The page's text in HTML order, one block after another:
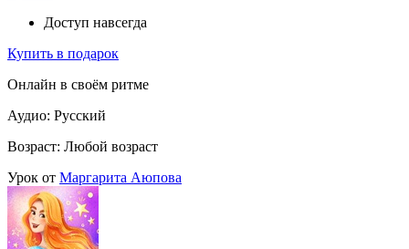
Доступ навсегда
Купить в подарок
Онлайн в своём ритме
Аудио: Русский
Возраст: Любой возраст
Урок от Маргарита Аюпова